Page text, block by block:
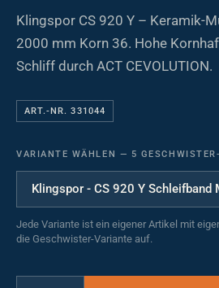
Klingspor CS 920 Y – Keramik-
2000 mm Korn 36. Hohe
Schliff durch ACT CEVOLUTION.
ART.-NR. 331044
VARIANTE WÄHLEN — 5
Jede Variante ist ein eigener Artikel mit
die Geschwister-Variante auf.